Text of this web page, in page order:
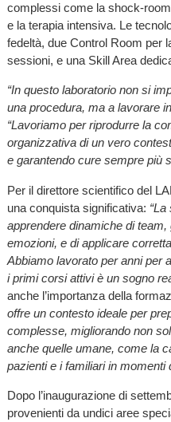
complessi come la shock-
e la terapia intensiva. Le
fedeltà, due Control Room per
sessioni, e una Skill Area
“In questo laboratorio non si
una procedura, ma a lavorare
“Lavoriamo per riprodurre la
organizzativa di un vero
e garantendo cure sempre più
Per il direttore scientifico del
una conquista significativa:
apprendere dinamiche di
emozioni, e di applicare
Abbiamo lavorato per anni per
i primi corsi attivi è un sogno
anche l’importanza della
offre un contesto ideale per
complesse, migliorando non
anche quelle umane, come la
pazienti e i familiari in momenti
Dopo l’inaugurazione di
provenienti da undici aree